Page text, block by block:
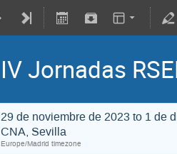
IV Jornadas
29 de noviembre de 2023 to 1 de
CNA, Sevilla
Europe/Madrid timezone